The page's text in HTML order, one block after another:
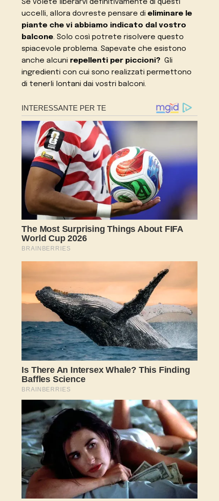
Se volete liberarvi definitivamente di questi
uccelli, allora dovreste pensare dieliminare le
piante che vi abbiamo indicato dal vostro
balcone. Solo così potrete risolvere questo
spiacevole problema. Sapevate che esistono
anche alcuni repellenti per piccioni? Gli
ingredienti con cui sono realizzati permettono
di tenerli lontani dai vostri balconi.